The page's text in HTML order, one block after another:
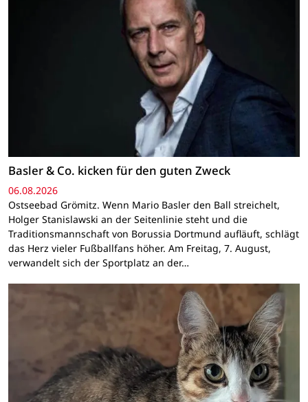
Basler & Co. kicken für den guten Zweck
06.08.2026
Ostseebad Grömitz. Wenn Mario Basler den Ball streichelt,
Holger Stanislawski an der Seitenlinie steht und die
Traditionsmannschaft von Borussia Dortmund aufläuft, schlägt
das Herz vieler Fußballfans höher. Am Freitag, 7. August,
verwandelt sich der Sportplatz an der…